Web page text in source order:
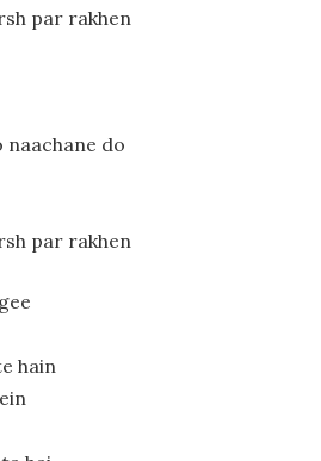
par rakhen
naachane do
par rakhen
hain